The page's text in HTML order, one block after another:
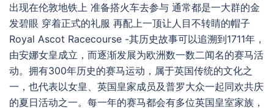
出现在伦敦地铁上 准备搭火车去参与 通常都是一大群的金
发碧眼 穿着正式的礼服 再配上一顶让人目不转睛的帽子
Royal Ascot Racecourse -其历史故事可以追溯到1711年，
由安娜女皇成立，而逐渐发展为欧洲数一数二闻名的赛马活
动。拥有300年历史的赛马运动，属于英国传统的文化之
一，也代表以女皇、英国皇家成员及普罗大众一起同欢共庆
的夏日活动之一。每一年的赛马都会有多位英国皇室家族，